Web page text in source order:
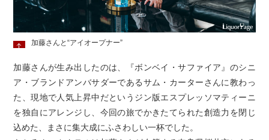
加藤さんと“アイオープナー”
加藤さんが生み出したのは、『ボンベイ・サファイア』のシニ
ア・ブランドアンバサダーであるサム・カーターさんに教わっ
た、現地で人気上昇中だというジン版エスプレッソマティーニ
を独自にアレンジし、今回の旅でかきたてられた創造力を閉じ
込めた、まさに集大成にふさわしい一杯でした。